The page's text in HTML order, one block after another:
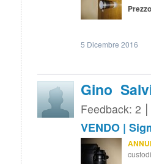
5 Dicembre 2016
Gino
Feedback: 2
VENDO |